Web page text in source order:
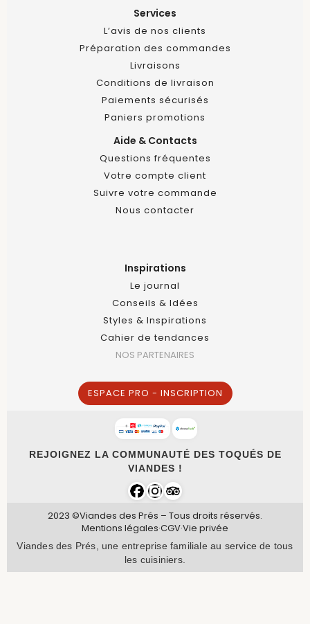
Services
L’avis de nos clients
Préparation des commandes
Livraisons
Conditions de livraison
Paiements sécurisés
Paniers promotions
Aide & Contacts
Questions fréquentes
Votre compte client
Suivre votre commande
Nous contacter
Inspirations
Le journal
Conseils & Idées
Styles & Inspirations
Cahier de tendances
NOS PARTENAIRES
ESPACE PRO - INSCRIPTION
REJOIGNEZ LA COMMUNAUTÉ DES TOQUÉS DE
VIANDES !
2023 ©Viandes des Prés – Tous droits réservés.
Mentions légales·CGV·Vie privée
Viandes des Prés, une entreprise familiale au service de tous
les cuisiniers.